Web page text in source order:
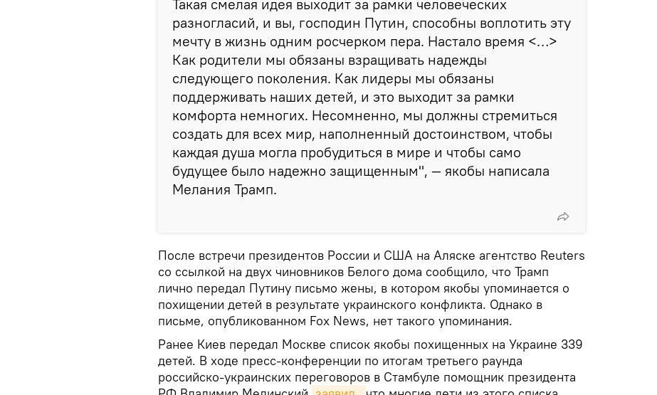
Такая смелая идея выходит за рамки человеческих
разногласий, и вы, господин Путин, способны воплотить эту
мечту в жизнь одним росчерком пера. Настало время <…>
Как родители мы обязаны взращивать надежды
следующего поколения. Как лидеры мы обязаны
поддерживать наших детей, и это выходит за рамки
комфорта немногих. Несомненно, мы должны стремиться
создать для всех мир, наполненный достоинством, чтобы
каждая душа могла пробудиться в мире и чтобы само
будущее было надежно защищенным", — якобы написала
Мелания Трамп.
После встречи президентов России и США на Аляске агентство Reuters
со ссылкой на двух чиновников Белого дома сообщило, что Трамп
лично передал Путину письмо жены, в котором якобы упоминается о
похищении детей в результате украинского конфликта. Однако в
письме, опубликованном Fox News, нет такого упоминания.
Ранее Киев передал Москве список якобы похищенных на Украине 339
детей. В ходе пресс-конференции по итогам третьего раунда
российско-украинских переговоров в Стамбуле помощник президента